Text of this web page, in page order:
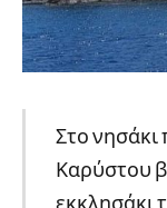
Στο νησάκι
Καρύστου
εκκλησάκι